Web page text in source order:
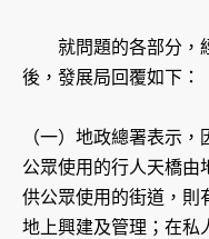
就問題的各部分，
後，發展局回覆如下：
（一）地政總署表示
公眾使用的行人天橋由
供公眾使用的街道，則
地上興建及管理；在私